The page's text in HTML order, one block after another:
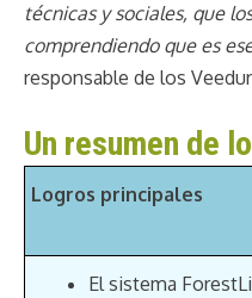
técnicas y sociales, que
comprendiendo que es
responsable de los
Un resumen de
Logros principales
El sistema